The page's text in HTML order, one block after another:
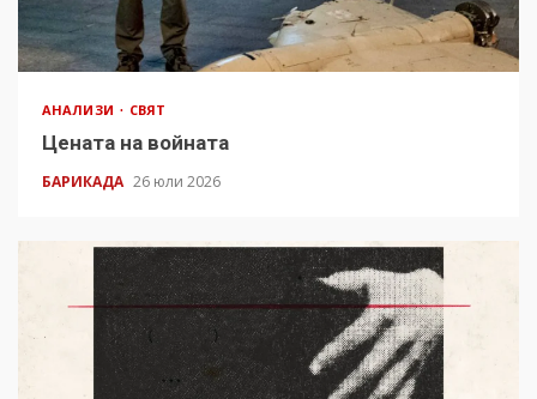
АНАЛИЗИ СВЯТ
Цената на войната
БАРИКАДА 26 юли 2026